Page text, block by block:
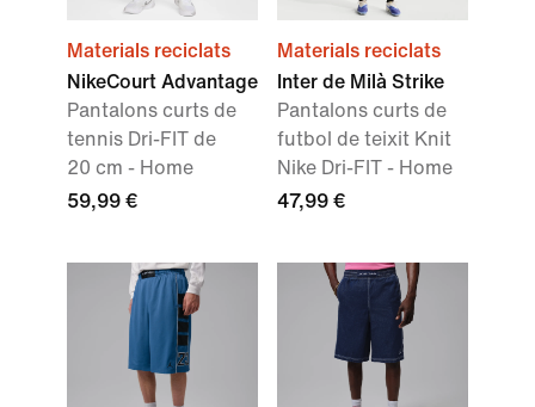
Materials reciclats
NikeCourt Advantage
Pantalons curts de
tennis Dri-FIT de
20 cm - Home
59,99 €
Materials reciclats
Inter de Milà Strike
Pantalons curts de
futbol de teixit Knit
Nike Dri-FIT - Home
47,99 €